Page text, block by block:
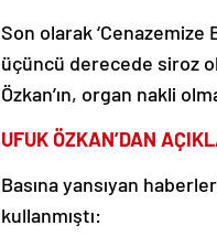
Son olarak ‘Cenazemize
üçüncü derecede siroz
Özkan’ın, organ nakli
UFUK ÖZKAN’DAN
Basına yansıyan
kullanmıştı: